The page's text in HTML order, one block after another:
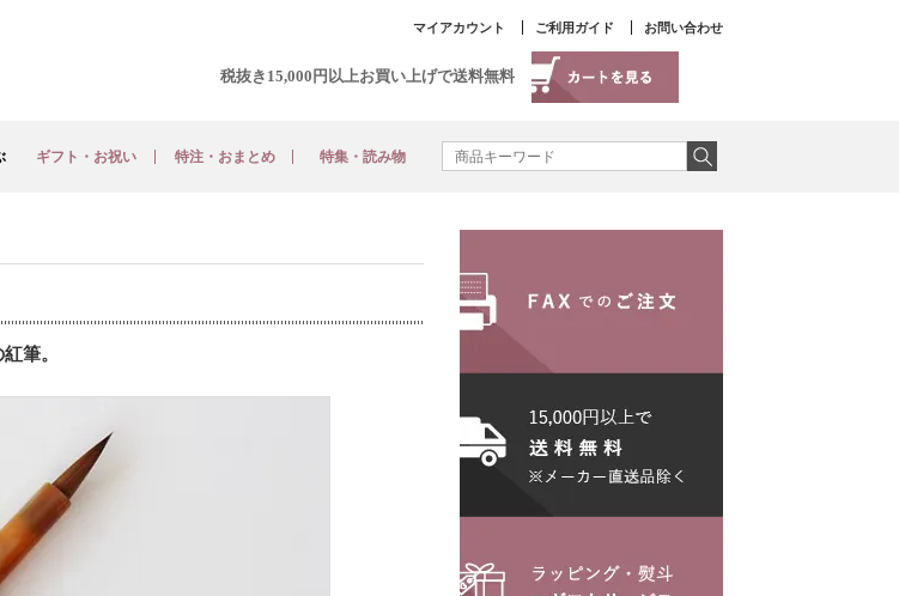
マイアカウント ご利用ガイド お問い合わせ
税抜き15,000円以上お買い上げで送料無料
ギフト・お祝い 特注・おまとめ 特集・読み物
筆。